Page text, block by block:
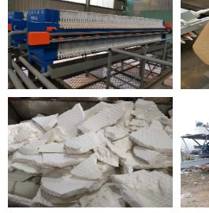
250平方沙厂污水工程案例